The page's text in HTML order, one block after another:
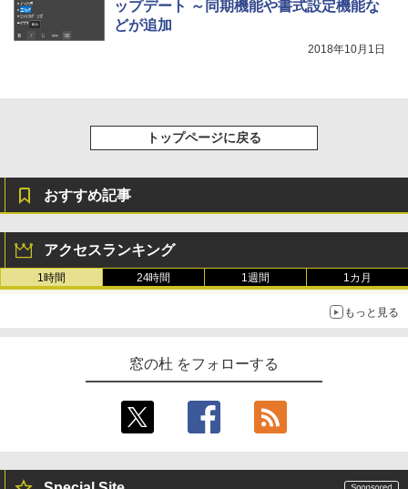
ップデート ～同期機能や書式設定機能な
どが追加
2018年10月1日
トップページに戻る
おすすめ記事
アクセスランキング
1時間 24時間 1週間 1カ月
もっと見る
窓の杜 をフォローする